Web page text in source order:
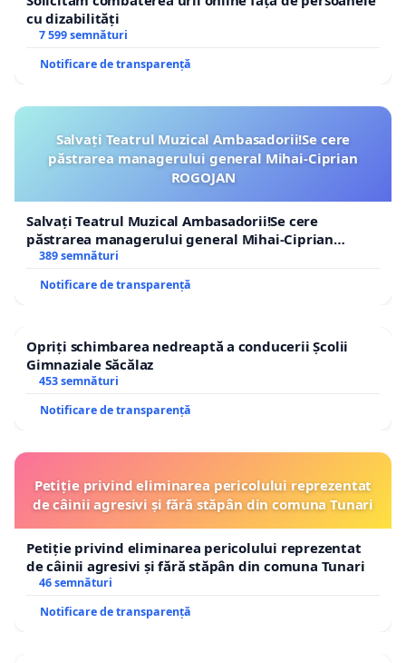
cu dizabilități
7 599 semnături
Notificare de transparență
Salvați Teatrul Muzical Ambasadorii!Se cere
păstrarea managerului general Mihai-Ciprian
ROGOJAN
Salvați Teatrul Muzical Ambasadorii!Se cere
păstrarea managerului general Mihai-Ciprian
ROGOJAN
389 semnături
Notificare de transparență
Opriți schimbarea nedreaptă a conducerii Școlii
Gimnaziale Săcălaz
453 semnături
Notificare de transparență
Petiție privind eliminarea pericolului reprezentat
de câinii agresivi și fără stăpân din comuna Tunari
Petiție privind eliminarea pericolului reprezentat
de câinii agresivi și fără stăpân din comuna Tunari
46 semnături
Notificare de transparență